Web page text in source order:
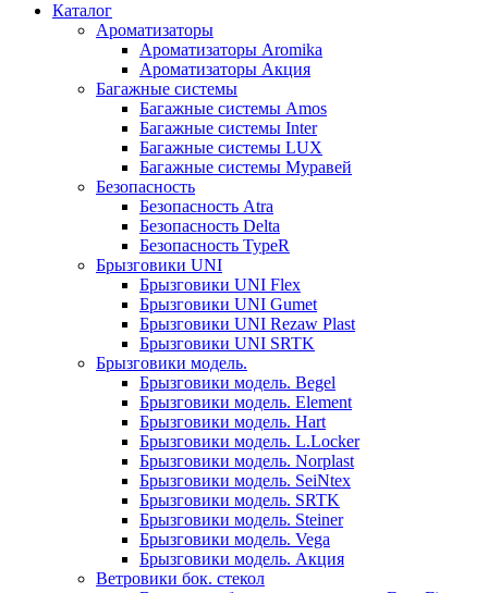
Каталог
Ароматизаторы
Ароматизаторы Aromika
Ароматизаторы Акция
Багажные системы
Багажные системы Amos
Багажные системы Inter
Багажные системы LUX
Багажные системы Муравей
Безопасность
Безопасность Atra
Безопасность Delta
Безопасность TypeR
Брызговики UNI
Брызговики UNI Flex
Брызговики UNI Gumet
Брызговики UNI Rezaw Plast
Брызговики UNI SRTK
Брызговики модель.
Брызговики модель. Begel
Брызговики модель. Element
Брызговики модель. Hart
Брызговики модель. L.Locker
Брызговики модель. Norplast
Брызговики модель. SeiNtex
Брызговики модель. SRTK
Брызговики модель. Steiner
Брызговики модель. Vega
Брызговики модель. Акция
Ветровики бок. стекол